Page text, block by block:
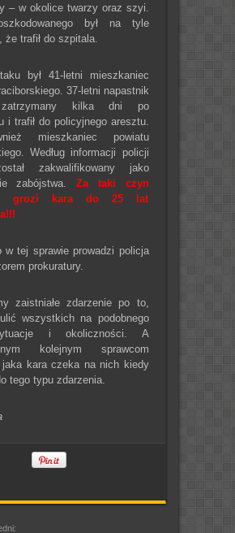
– w okolice twarzy oraz szyi.
był na tyle
że trafił do szpitala.
był 41-letni mieszkaniec
37-letni napastnik
zatrzymany kilka dni po
i trafił do policyjnego aresztu.
mieszkaniec powiatu
Według informacji policji
zakwalifikowany jako
zabójstwa.
Za taki czyn
grozi kara do 25 lat
w tej sprawie prowadzi policja
prokuratury.
zaistniałe zdarzenie po to,
wszystkich na podobnego
i okoliczności. A
kolejnym sprawcom
jaka kara czeka na nich kiedy
tego typu zdarzenia.